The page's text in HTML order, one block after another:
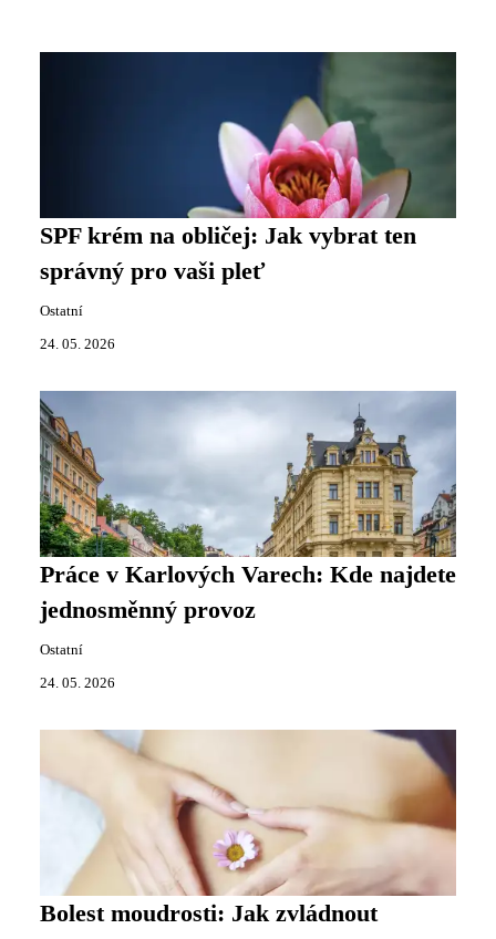
SPF krém na obličej: Jak vybrat ten
správný pro vaši pleť
Ostatní
24. 05. 2026
Práce v Karlových Varech: Kde najdete
jednosměnný provoz
Ostatní
24. 05. 2026
Bolest moudrosti: Jak zvládnout